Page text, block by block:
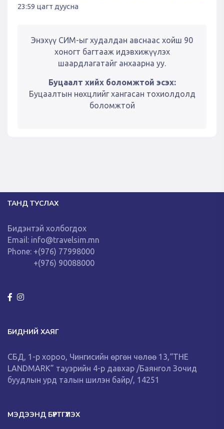
23:59 цагт дуусна
Энэхүү СИМ-ыг худалдан авснаас хойш 90
хоногт багтааж идэвхижүүлэх
шаардлагатайг анхаарна уу.
Буцаалт хийх боломжтой эсэх:
Буцаалтын нөхцлийг хангасан тохиолдолд
боломжтой
ТАНД ТУСЛАХ
Бидэнтэй холбогдох
Email: info@travelsim.mn
Phone: +(976) 77998000
+(976) 90088000
БИДНИЙ ХАЯГ
СБД, 1-р хороо, Чингисийн өргөн чөлөө 13,“THE
LANDMARK” тауэрийн 4-р давхар /Баянгол Зочид
буудлын урд талын шилэн байр/, 14251
МЭДЭЭНД БҮРТГҮҮЛЭХ